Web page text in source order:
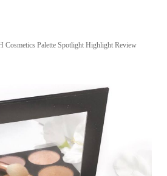
Cosmetics Palette Spotlight Highlight Review